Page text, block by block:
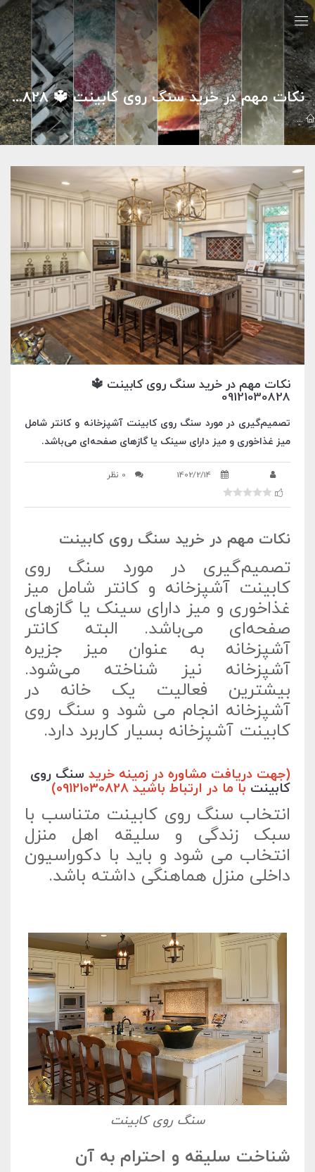
نکات مهم در خرید سنگ روی کابینت 🔱 09121030828
مقالات سنگ هاي تزئيني نکات مهم در خرید سنگ روی کابینت 🔱 09121030828
نکات مهم در خرید سنگ روی کابینت 🔱
09121030828
تصمیم‌گیری در مورد سنگ روی کابینت آشپزخانه و کانتر شامل
میز غذاخوری و میز دارای سینک یا گازهای صفحه‌ای می‌باشد.
1402/2/14 0 نظر
نکات مهم در خرید سنگ روی کابینت
تصمیم‌گیری در مورد سنگ روی
کابینت آشپزخانه و کانتر شامل میز
غذاخوری و میز دارای سینک یا گازهای
صفحه‌ای می‌باشد. البته کانتر
آشپزخانه به عنوان میز جزیره
آشپزخانه نیز شناخته می‌شود.
بیشترین فعالیت یک خانه در
آشپزخانه انجام می شود و سنگ روی
کابینت آشپزخانه بسیار کاربرد دارد.
(جهت دریافت مشاوره در زمینه خرید سنگ روی
کابینت با ما در ارتباط باشید 09121030828)
انتخاب سنگ روی کابینت متناسب با
سبک زندگی و سلیقه اهل منزل
انتخاب می شود و باید با دکوراسیون
داخلی منزل هماهنگی داشته باشد.
سنگ روی کابینت
شناخت سلیقه‌ و احترام به آن